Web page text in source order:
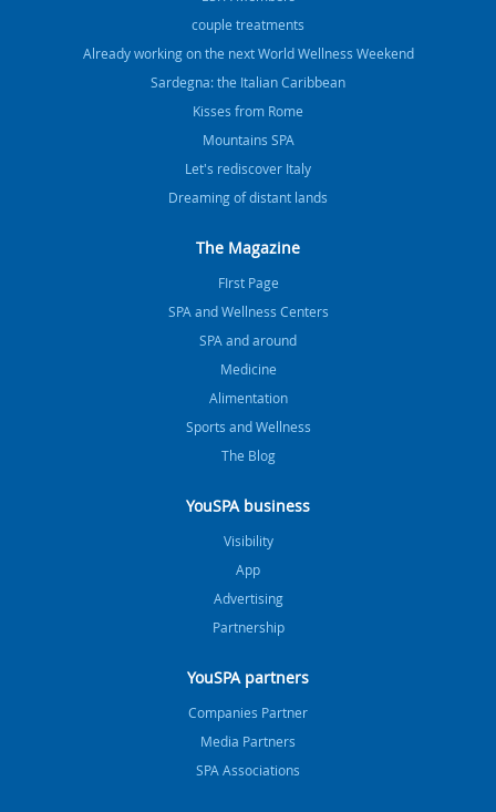
couple treatments
Already working on the next World Wellness Weekend
Sardegna: the Italian Caribbean
Kisses from Rome
Mountains SPA
Let's rediscover Italy
Dreaming of distant lands
The Magazine
FIrst Page
SPA and Wellness Centers
SPA and around
Medicine
Alimentation
Sports and Wellness
The Blog
YouSPA business
Visibility
App
Advertising
Partnership
YouSPA partners
Companies Partner
Media Partners
SPA Associations